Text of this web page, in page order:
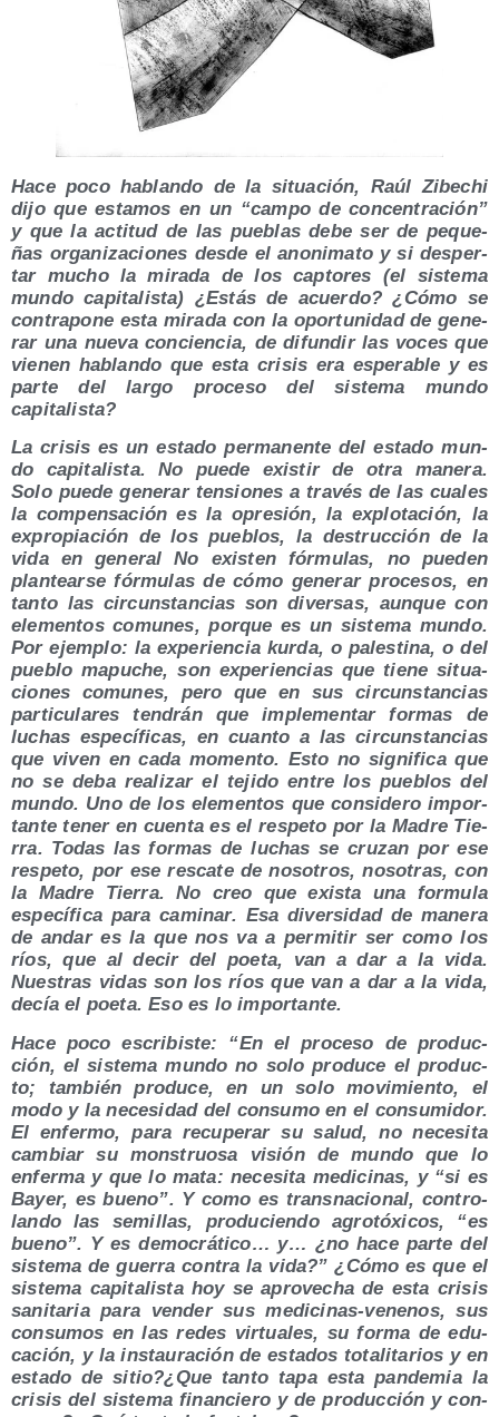
Hace poco hablan­do de la situa­ción, Raúl Zibe­chi
dijo que esta­mos en un “cam­po de con­cen­tra­ción”
y que la acti­tud de las pue­blas debe ser de peque­
ñas orga­ni­za­cio­nes des­de el ano­ni­ma­to y si des­per­
tar mucho la mira­da de los cap­to­res (el sis­te­ma
mun­do capi­ta­lis­ta) ¿Estás de acuer­do? ¿Cómo se
con­tra­po­ne esta mira­da con la opor­tu­ni­dad de gene­
rar una nue­va con­cien­cia, de difun­dir las voces que
vie­nen hablan­do que esta cri­sis era espe­ra­ble y es
par­te del lar­go pro­ce­so del sis­te­ma mun­do
capitalista?
La cri­sis es un esta­do per­ma­nen­te del esta­do mun­
do capi­ta­lis­ta. No pue­de exis­tir de otra mane­ra.
Solo pue­de gene­rar ten­sio­nes a tra­vés de las cua­les
la com­pen­sa­ción es la opre­sión, la explo­ta­ción, la
expro­pia­ción de los pue­blos, la des­truc­ción de la
vida en gene­ral No exis­ten fór­mu­las, no pue­den
plan­tear­se fór­mu­las de cómo gene­rar pro­ce­sos, en
tan­to las cir­cuns­tan­cias son diver­sas, aun­que con
ele­men­tos comu­nes, por­que es un sis­te­ma mun­do.
Por ejem­plo: la expe­rien­cia kur­da, o pales­ti­na, o del
pue­blo mapu­che, son expe­rien­cias que tie­ne situa­
cio­nes comu­nes, pero que en sus cir­cuns­tan­cias
par­ti­cu­la­res ten­drán que imple­men­tar for­mas de
luchas espe­cí­fi­cas, en cuan­to a las cir­cuns­tan­cias
que viven en cada momen­to. Esto no sig­ni­fi­ca que
no se deba rea­li­zar el teji­do entre los pue­blos del
mun­do. Uno de los ele­men­tos que con­si­de­ro impor­
tan­te tener en cuen­ta es el res­pe­to por la Madre Tie­
rra. Todas las for­mas de luchas se cru­zan por ese
res­pe­to, por ese res­ca­te de noso­tros, noso­tras, con
la Madre Tie­rra. No creo que exis­ta una for­mu­la
espe­cí­fi­ca para cami­nar. Esa diver­si­dad de mane­ra
de andar es la que nos va a per­mi­tir ser como los
ríos, que al decir del poe­ta, van a dar a la vida.
Nues­tras vidas son los ríos que van a dar a la vida,
decía el poe­ta. Eso es lo importante.
Hace poco escri­bis­te: “En el pro­ce­so de pro­duc­
ción, el sis­te­ma mun­do no solo pro­du­ce el pro­duc­
to; tam­bién pro­du­ce, en un solo movi­mien­to, el
modo y la nece­si­dad del con­su­mo en el con­su­mi­dor.
El enfer­mo, para recu­pe­rar su salud, no nece­si­ta
cam­biar su mons­truo­sa visión de mun­do que lo
enfer­ma y que lo mata: nece­si­ta medi­ci­nas, y “si es
Bayer, es bueno”. Y como es trans­na­cio­nal, con­tro­
lan­do las semi­llas, pro­du­cien­do agro­tó­xi­cos, “es
bueno”. Y es demo­crá­ti­co… y… ¿no hace par­te del
sis­te­ma de gue­rra con­tra la vida?” ¿Cómo es que el
sis­te­ma capi­ta­lis­ta hoy se apro­ve­cha de esta cri­sis
sani­ta­ria para ven­der sus medi­ci­nas-vene­nos, sus
con­su­mos en las redes vir­tua­les, su for­ma de edu­
ca­ción, y la ins­tau­ra­ción de esta­dos tota­li­ta­rios y en
esta­do de sitio?¿Que tan­to tapa esta pan­de­mia la
cri­sis del sis­te­ma finan­cie­ro y de pro­duc­ción y con­